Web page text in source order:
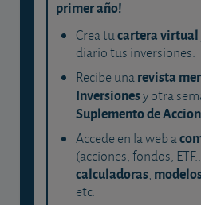
primer año!
Crea tucartera virtual
diario tus inversiones.
Recibe unarevista
Inversionesy otra
Suplemento de
Accede en la web a
(acciones, fondos,
calculadoras,
etc.